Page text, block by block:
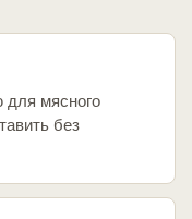
мясного
без